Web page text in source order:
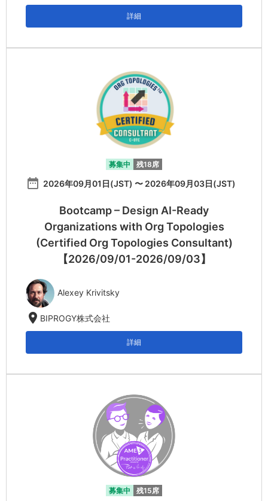
詳細
募集中 残18席
date_range 2026年09月01日(JST) 〜 2026年09月03日(JST)
Bootcamp – Design AI-Ready
Organizations with Org Topologies
(Certified Org Topologies Consultant)
【2026/09/01-2026/09/03】
Alexey Krivitsky
location_on BIPROGY株式会社
詳細
募集中 残15席